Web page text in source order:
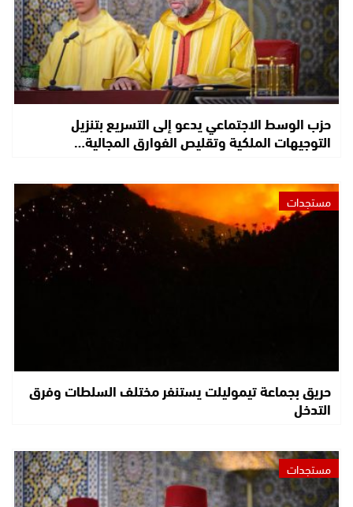
حزب الوسط الاجتماعي يدعو إلى التسريع بتنزيل
التوجيهات الملكية وتقليص الفوارق المجالية…
مستجدات
حريق بجماعة تيموليلت يستنفر مختلف السلطات وفرق
التدخل
مستجدات